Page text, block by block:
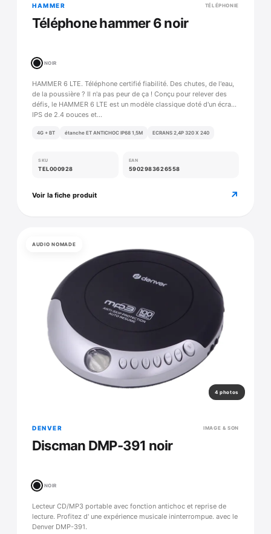
HAMMER TÉLÉPHONIE
Téléphone hammer 6 noir
NOIR
HAMMER 6 LTE. Téléphone certifié fiabilité. Des chutes, de l'eau,
de la poussière ? Il n'a pas peur de ça ! Conçu pour relever des
défis, le HAMMER 6 LTE est un modèle classique doté d'un écran
IPS de 2,4 pouces et…
4G + BT étanche ET ANTICHOC IP68 1,5M ECRANS 2,4P 320 X 240
SKU
TEL000928
EAN
5902983626558
Voir la fiche produit ↗
AUDIO NOMADE
4 photos
DENVER IMAGE & SON
Discman DMP-391 noir
NOIR
Lecteur CD/MP3 portable avec fonction antichoc et reprise de
lecture. Profitez d' une expérience musicale ininterrompue. avec le
Denver DMP-391.